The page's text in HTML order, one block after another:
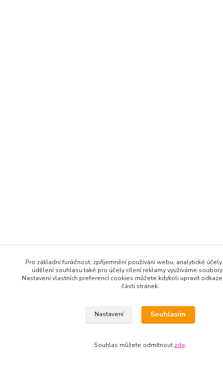
Pro základní funkčnost, zpříjemnění používání webu, analytické
udělení souhlasu také pro účely cílení reklamy využíváme
Nastavení vlastních preferencí cookies můžete kdykoli upravit
části stránek.
Nastavení Souhlasím
Souhlas můžete odmítnout zde.